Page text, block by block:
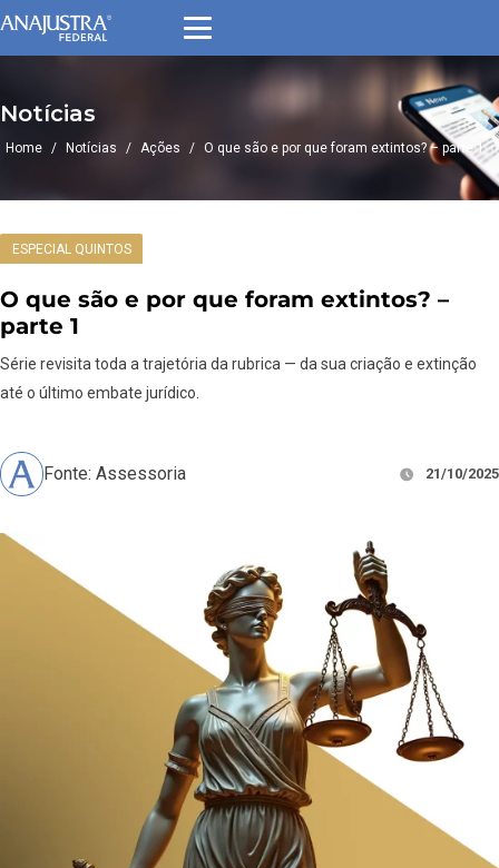
Notícias
Home / Notícias / Ações / O que são e por que foram extintos? – parte 1
ESPECIAL QUINTOS
O que são e por que foram extintos? –
parte 1
Série revisita toda a trajetória da rubrica — da sua criação e extinção
até o último embate jurídico.
Fonte: Assessoria 21/10/2025